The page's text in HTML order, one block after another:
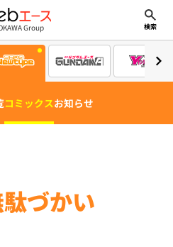
エース
Group 検索
コミックスお知らせ
駄づかい